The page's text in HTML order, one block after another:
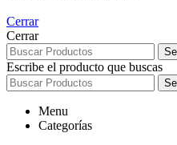
Cerrar
Cerrar
Escribe el producto que buscas
Menu
Categorías